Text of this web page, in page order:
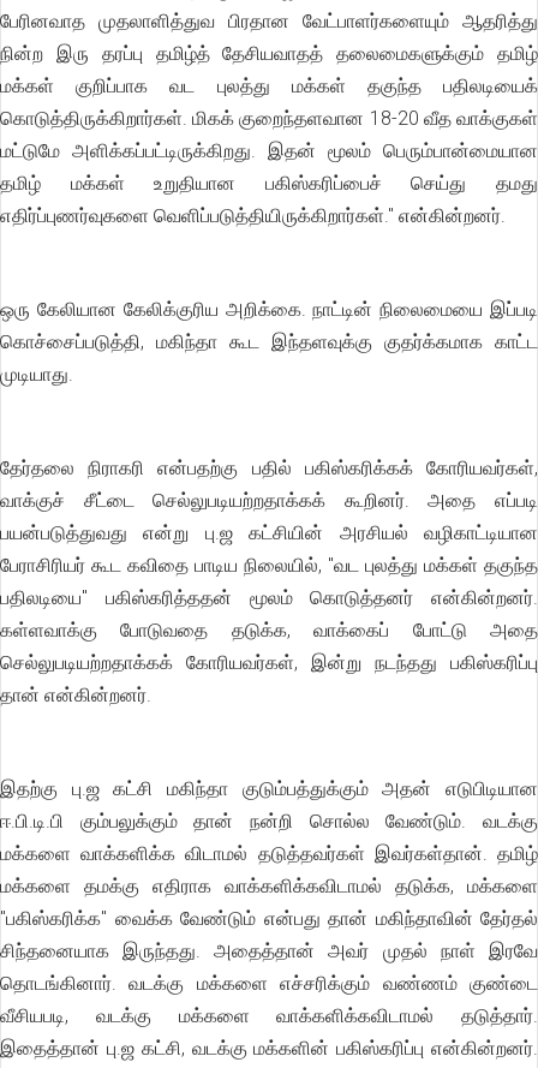
பேரினவாத முதலாளித்துவ பிரதான வேட்பாளர்களையும் ஆதரித்து
நின்ற இரு தரப்பு தமிழ்த் தேசியவாதத் தலைமைகளுக்கும் தமிழ்
மக்கள் குறிப்பாக வட புலத்து மக்கள் தகுந்த பதிலடியைக்
கொடுத்திருக்கிறார்கள். மிகக் குறைந்தளவான 18-20 வீத வாக்குகள்
மட்டுமே அளிக்கப்பட்டிருக்கிறது. இதன் மூலம் பெரும்பான்மையான
தமிழ் மக்கள் உறுதியான பகிஸ்கரிப்பைச் செய்து தமது
எதிர்ப்புணர்வுகளை வெளிப்படுத்தியிருக்கிறார்கள்." என்கின்றனர்.
ஒரு கேலியான கேலிக்குரிய அறிக்கை. நாட்டின் நிலைமையை இப்படி
கொச்சைப்படுத்தி, மகிந்தா கூட இந்தளவுக்கு குதர்க்கமாக காட்ட
முடியாது.
தேர்தலை நிராகரி என்பதற்கு பதில் பகிஸ்கரிக்கக் கோரியவர்கள்,
வாக்குச் சீட்டை செல்லுபடியற்றதாக்கக் கூறினர். அதை எப்படி
பயன்படுத்துவது என்று பு.ஜ கட்சியின் அரசியல் வழிகாட்டியான
பேராசிரியர் கூட கவிதை பாடிய நிலையில், "வட புலத்து மக்கள் தகுந்த
பதிலடியை" பகிஸ்கரித்ததன் மூலம் கொடுத்தனர் என்கின்றனர்.
கள்ளவாக்கு போடுவதை தடுக்க, வாக்கைப் போட்டு அதை
செல்லுபடியற்றதாக்கக் கோரியவர்கள், இன்று நடந்தது பகிஸ்கரிப்பு
தான் என்கின்றனர்.
இதற்கு பு.ஜ கட்சி மகிந்தா குடும்பத்துக்கும் அதன் எடுபிடியான
ஈ.பி.டி.பி கும்பலுக்கும் தான் நன்றி சொல்ல வேண்டும். வடக்கு
மக்களை வாக்களிக்க விடாமல் தடுத்தவர்கள் இவர்கள்தான். தமிழ்
மக்களை தமக்கு எதிராக வாக்களிக்கவிடாமல் தடுக்க, மக்களை
"பகிஸ்கரிக்க" வைக்க வேண்டும் என்பது தான் மகிந்தாவின் தேர்தல்
சிந்தனையாக இருந்தது. அதைத்தான் அவர் முதல் நாள் இரவே
தொடங்கினார். வடக்கு மக்களை எச்சரிக்கும் வண்ணம் குண்டை
வீசியபடி, வடக்கு மக்களை வாக்களிக்கவிடாமல் தடுத்தார்.
இதைத்தான் பு.ஜ கட்சி, வடக்கு மக்களின் பகிஸ்கரிப்பு என்கின்றனர்.